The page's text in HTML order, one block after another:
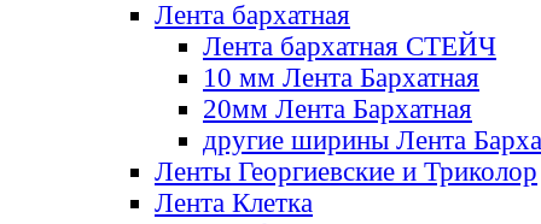
Лента бархатная
Лента бархатная СТЕЙЧ
10 мм Лента Бархатная
20мм Лента Бархатная
другие ширины Лента
Ленты Георгиевские и Триколор
Лента Клетка